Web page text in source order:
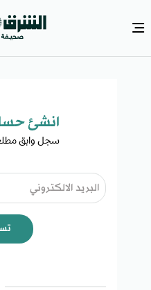
انشئ
سجل وابق